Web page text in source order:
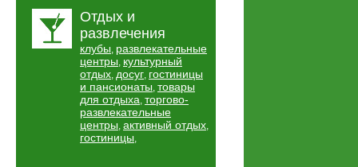
Отдых и
развлечения
клубы, развлекательные
центры, культурный
отдых, досуг, гостиницы
и пансионаты, товары
для отдыха, торгово-
развлекательные
центры, активный отдых,
гостиницы,